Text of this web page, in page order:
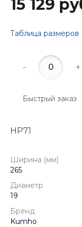
15 129
Таблица размеров
- +
Быстрый заказ
HP71
Ширина (мм)
265
Диаметр
19
Бренд
Kumho